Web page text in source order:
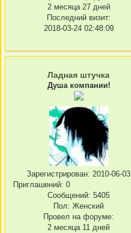
2 месяца 27 дней
Последний визит:
2018-03-24 02:48:09
Ладная штучка
Душа компании!
Зарегистрирован: 2010-06-03
Приглашений: 0
Сообщений: 5405
Пол: Женский
Провел на форуме:
2 месяца 11 дней